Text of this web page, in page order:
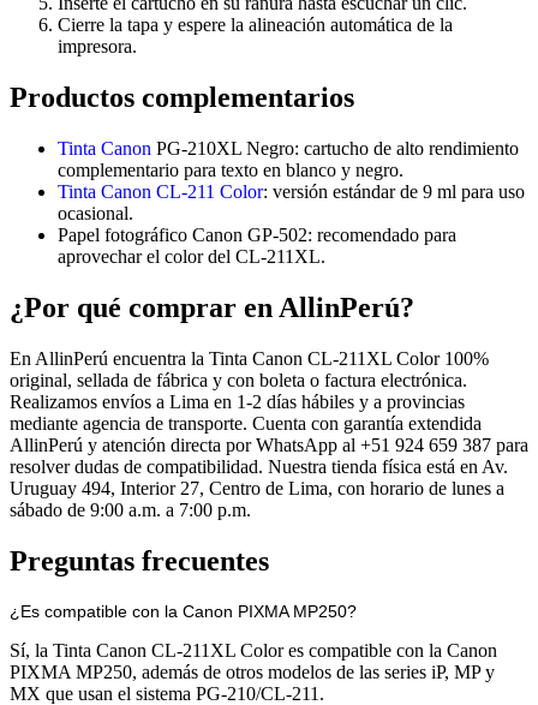
Cierre la tapa y espere la alineación automática de la
impresora.
Productos complementarios
Tinta Canon PG-210XL Negro: cartucho de alto rendimiento
complementario para texto en blanco y negro.
Tinta Canon CL-211 Color: versión estándar de 9 ml para uso
ocasional.
Papel fotográfico Canon GP-502: recomendado para
aprovechar el color del CL-211XL.
¿Por qué comprar en AllinPerú?
En AllinPerú encuentra la Tinta Canon CL-211XL Color 100%
original, sellada de fábrica y con boleta o factura electrónica.
Realizamos envíos a Lima en 1-2 días hábiles y a provincias
mediante agencia de transporte. Cuenta con garantía extendida
AllinPerú y atención directa por WhatsApp al +51 924 659 387 para
resolver dudas de compatibilidad. Nuestra tienda física está en Av.
Uruguay 494, Interior 27, Centro de Lima, con horario de lunes a
sábado de 9:00 a.m. a 7:00 p.m.
Preguntas frecuentes
¿Es compatible con la Canon PIXMA MP250?
Sí, la Tinta Canon CL-211XL Color es compatible con la Canon
PIXMA MP250, además de otros modelos de las series iP, MP y
MX que usan el sistema PG-210/CL-211.